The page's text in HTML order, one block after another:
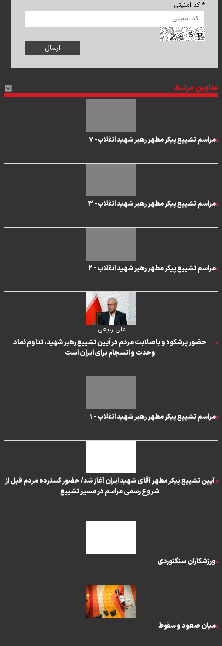
* کد امنیتی
عناوین مرتبط
مراسم تشییع پیکر مطهر رهبر شهید انقلاب- ۷
مراسم تشییع پیکر مطهر رهبر شهید انقلاب- ۳
مراسم تشییع پیکر مطهر رهبر شهید انقلاب - ۲
علی ربیعی:
حضور پرشکوه و باصلابت مردم در آیین تشییع رهبر شهید، تداوم نماد
وحدت و انسجام برای ایران است
مراسم تشییع پیکر مطهر رهبر شهید انقلاب - ۱
آیین تشییع پیکر مطهر آقای شهید ایران آغاز شد/ حضور گسترده مردم قبل از
شروع رسمی مراسم در مسیر تشییع
ورزشکاران سنگنوردی
میان صعود و سقوط